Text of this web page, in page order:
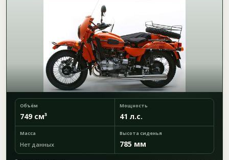
Объём
749 см³
Мощность
41 л.с.
Масса
Нет данных
Высота сиденья
785 мм